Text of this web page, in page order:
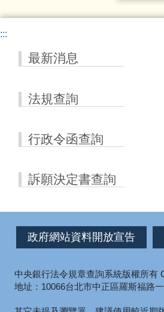
:::
最新消息
法規查詢
行政令函查詢
訴願決定書查詢
政府網站資料開放宣告
中央銀行法令規章查詢系統版權所有
地址：10066台北市中正區羅斯福路